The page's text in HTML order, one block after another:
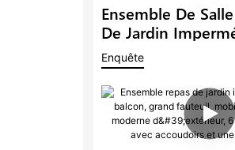
Ensemble De
De Jardin
Grand Fauteuil,
Chaises De Style
Moderne, Idéal
Balcon Ou Un
Enquête